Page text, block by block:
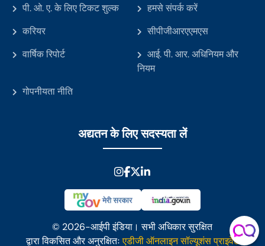
सी. बी. यू. के नेतृत्व में क्षमता निर्माण पहल पेटेंट, डिजाइन और व्यापार चिह्न
महानियंत्रक का कार्यालय (सी. जी. पी. डी. टी. एम.) वार्षिक क्षमता निर्माण
योजना (ए. सी. बी. पी. 2.0)
पी. ओ. ए. के लिए टिकट शुल्क
हमसे संपर्क करें
करियर
सीपीजीआरएएमएस
वार्षिक रिपोर्ट
आई. पी. आर. अधिनियम और
नियम
गोपनीयता नीति
अद्यतन के लिए सदस्यता लें
© 2026-आईपी इंडिया। सभी अधिकार सुरक्षित
द्वारा विकसित और अनुरक्षितःएडीजी ऑनलाइन सॉल्यूशंस प्राइवेट